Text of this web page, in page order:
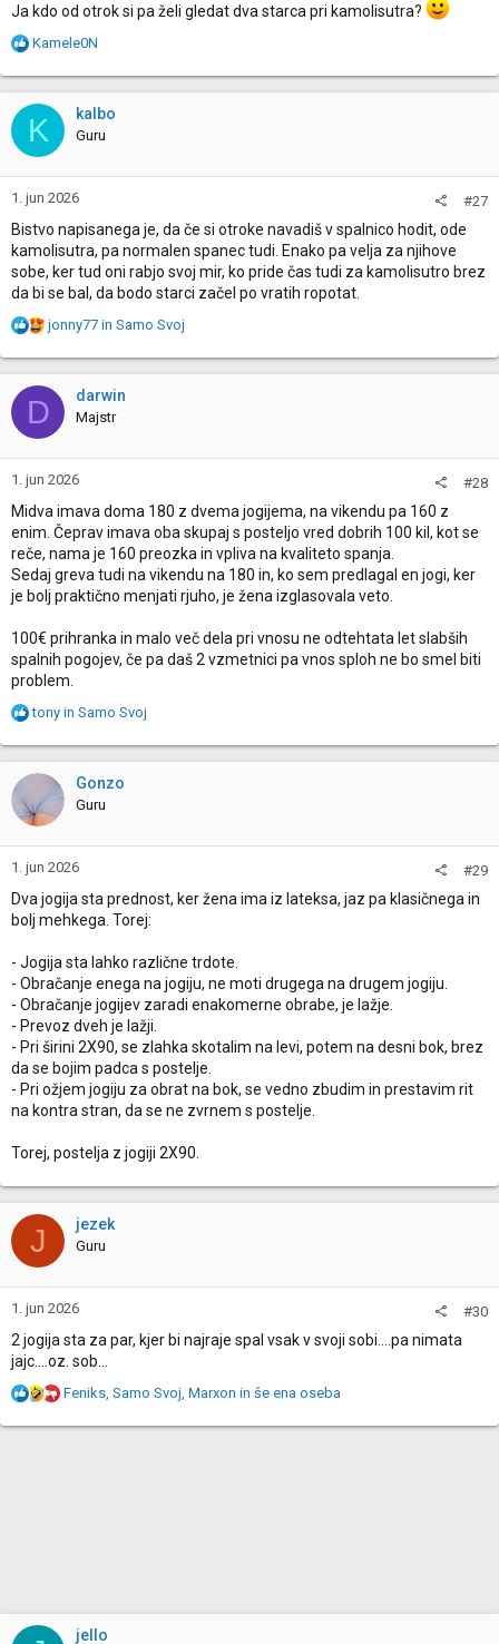
Ja kdo od otrok si pa želi gledat dva starca pri kamolisutra?
R
a
c
t
i
o
n
s
:
Kamele0N
K kalbo
Guru
1. jun 2026 #27
Bistvo napisanega je, da če si otroke navadiš v spalnico hodit, ode
kamolisutra, pa normalen spanec tudi. Enako pa velja za njihove
sobe, ker tud oni rabjo svoj mir, ko pride čas tudi za kamolisutro brez
da bi se bal, da bodo starci začel po vratih ropotat.
R
a
c
t
n
s
:
jonny77 in Samo Svoj
D darwin
Majstr
1. jun 2026 #28
Midva imava doma 180 z dvema jogijema, na vikendu pa 160 z
enim. Čeprav imava oba skupaj s posteljo vred dobrih 100 kil, kot se
reče, nama je 160 preozka in vpliva na kvaliteto spanja.
Sedaj greva tudi na vikendu na 180 in, ko sem predlagal en jogi, ker
je bolj praktično menjati rjuho, je žena izglasovala veto.
100€ prihranka in malo več dela pri vnosu ne odtehtata let slabših
spalnih pogojev, če pa daš 2 vzmetnici pa vnos sploh ne bo smel biti
problem.
R
a
c
i
o
n
s
:
tony in Samo Svoj
Gonzo
Guru
1. jun 2026 #29
Dva jogija sta prednost, ker žena ima iz lateksa, jaz pa klasičnega in
bolj mehkega. Torej:
- Jogija sta lahko različne trdote.
- Obračanje enega na jogiju, ne moti drugega na drugem jogiju.
- Obračanje jogijev zaradi enakomerne obrabe, je lažje.
- Prevoz dveh je lažji.
- Pri širini 2X90, se zlahka skotalim na levi, potem na desni bok, brez
da se bojim padca s postelje.
- Pri ožjem jogiju za obrat na bok, se vedno zbudim in prestavim rit
na kontra stran, da se ne zvrnem s postelje.
Torej, postelja z jogiji 2X90.
J jezek
Guru
1. jun 2026 #30
2 jogija sta za par, kjer bi najraje spal vsak v svoji sobi....pa nimata
jajc....oz. sob...
R
a
Feniks, Samo Svoj, Marxon in še ena oseba
jello